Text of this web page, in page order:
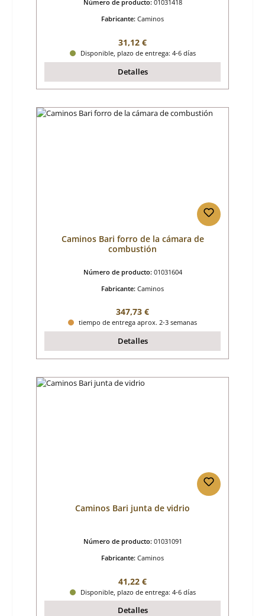
Número de producto: 01031418
Fabricante: Caminos
Precio normal:
31,12 €
Disponible, plazo de entrega: 4-6 días
Detalles
Caminos Bari forro de la cámara de
combustión
Número de producto: 01031604
Fabricante: Caminos
Precio normal:
347,73 €
tiempo de entrega aprox. 2-3 semanas
Detalles
Caminos Bari junta de vidrio
Número de producto: 01031091
Fabricante: Caminos
Precio normal:
41,22 €
Disponible, plazo de entrega: 4-6 días
Detalles